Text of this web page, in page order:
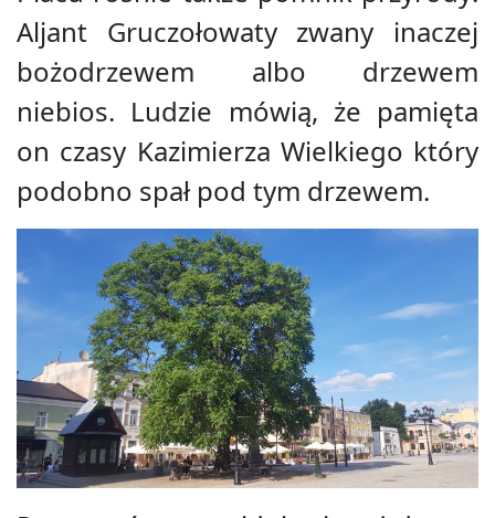
Aljant Gruczołowaty zwany inaczej
bożodrzewem albo drzewem
niebios. Ludzie mówią, że pamięta
on czasy Kazimierza Wielkiego który
podobno spał pod tym drzewem.